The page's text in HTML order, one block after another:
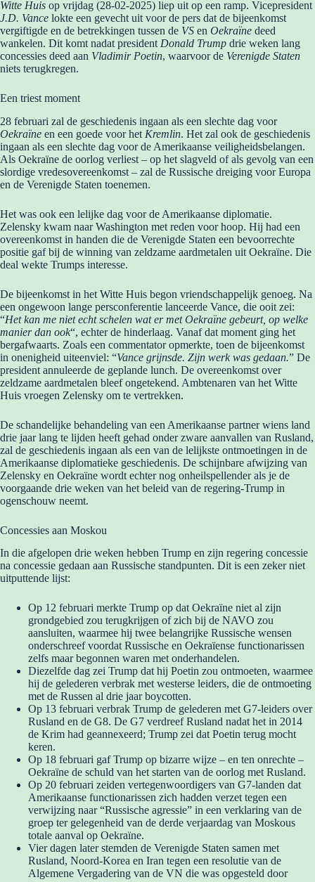
Witte Huis op vrijdag (28-02-2025) liep uit op een ramp. Vicepresident
J.D. Vance lokte een gevecht uit voor de pers dat de bijeenkomst
vergiftigde en de betrekkingen tussen de VS en Oekraïne deed
wankelen. Dit komt nadat president Donald Trump drie weken lang
concessies deed aan Vladimir Poetin, waarvoor de Verenigde Staten
niets terugkregen.
Een triest moment
28 februari zal de geschiedenis ingaan als een slechte dag voor
Oekraïne en een goede voor het Kremlin. Het zal ook de geschiedenis
ingaan als een slechte dag voor de Amerikaanse veiligheidsbelangen.
Als Oekraïne de oorlog verliest – op het slagveld of als gevolg van een
slordige vredesovereenkomst – zal de Russische dreiging voor Europa
en de Verenigde Staten toenemen.
Het was ook een lelijke dag voor de Amerikaanse diplomatie.
Zelensky kwam naar Washington met reden voor hoop. Hij had een
overeenkomst in handen die de Verenigde Staten een bevoorrechte
positie gaf bij de winning van zeldzame aardmetalen uit Oekraïne. Die
deal wekte Trumps interesse.
De bijeenkomst in het Witte Huis begon vriendschappelijk genoeg. Na
een ongewoon lange persconferentie lanceerde Vance, die ooit zei:
“Het kan me niet echt schelen wat er met Oekraïne gebeurt, op welke
manier dan ook“, echter de hinderlaag. Vanaf dat moment ging het
bergafwaarts. Zoals een commentator opmerkte, toen de bijeenkomst
in onenigheid uiteenviel: “Vance grijnsde. Zijn werk was gedaan.” De
president annuleerde de geplande lunch. De overeenkomst over
zeldzame aardmetalen bleef ongetekend. Ambtenaren van het Witte
Huis vroegen Zelensky om te vertrekken.
De schandelijke behandeling van een Amerikaanse partner wiens land
drie jaar lang te lijden heeft gehad onder zware aanvallen van Rusland,
zal de geschiedenis ingaan als een van de lelijkste ontmoetingen in de
Amerikaanse diplomatieke geschiedenis. De schijnbare afwijzing van
Zelensky en Oekraïne wordt echter nog onheilspellender als je de
voorgaande drie weken van het beleid van de regering-Trump in
ogenschouw neemt.
Concessies aan Moskou
In die afgelopen drie weken hebben Trump en zijn regering concessie
na concessie gedaan aan Russische standpunten. Dit is een zeker niet
uitputtende lijst:
Op 12 februari merkte Trump op dat Oekraïne niet al zijn
grondgebied zou terugkrijgen of zich bij de NAVO zou
aansluiten, waarmee hij twee belangrijke Russische wensen
onderschreef voordat Russische en Oekraïense functionarissen
zelfs maar begonnen waren met onderhandelen.
Diezelfde dag zei Trump dat hij Poetin zou ontmoeten, waarmee
hij de gelederen verbrak met westerse leiders, die de ontmoeting
met de Russen al drie jaar boycotten.
Op 13 februari verbrak Trump de gelederen met G7-leiders over
Rusland en de G8. De G7 verdreef Rusland nadat het in 2014
de Krim had geannexeerd; Trump zei dat Poetin terug mocht
keren.
Op 18 februari gaf Trump op bizarre wijze – en ten onrechte –
Oekraïne de schuld van het starten van de oorlog met Rusland.
Op 20 februari zeiden vertegenwoordigers van G7-landen dat
Amerikaanse functionarissen zich hadden verzet tegen een
verwijzing naar “Russische agressie” in een verklaring van de
groep ter gelegenheid van de derde verjaardag van Moskous
totale aanval op Oekraïne.
Vier dagen later stemden de Verenigde Staten samen met
Rusland, Noord-Korea en Iran tegen een resolutie van de
Algemene Vergadering van de VN die was opgesteld door